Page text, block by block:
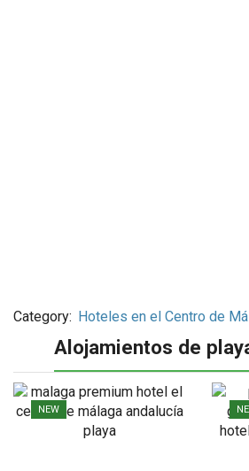
Category: Hoteles en el Centro de
Alojamientos de
NEW